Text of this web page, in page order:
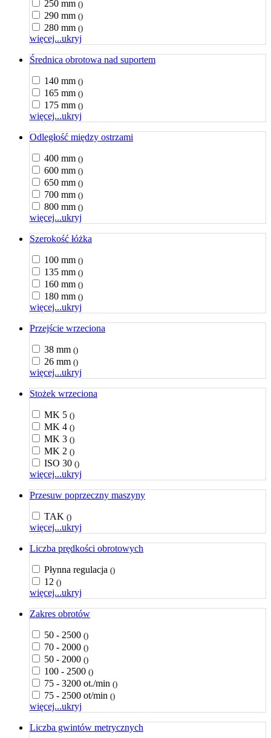
250 mm ()
290 mm ()
280 mm ()
więcej...ukryj
Średnica obrotowa nad suportem
140 mm ()
165 mm ()
175 mm ()
więcej...ukryj
Odległość między ostrzami
400 mm ()
600 mm ()
650 mm ()
700 mm ()
800 mm ()
więcej...ukryj
Szerokość łóżka
100 mm ()
135 mm ()
160 mm ()
180 mm ()
więcej...ukryj
Przejście wrzeciona
38 mm ()
26 mm ()
więcej...ukryj
Stożek wrzeciona
MK 5 ()
MK 4 ()
MK 3 ()
MK 2 ()
ISO 30 ()
więcej...ukryj
Przesuw poprzeczny maszyny
TAK ()
więcej...ukryj
Liczba prędkości obrotowych
Płynna regulacja ()
12 ()
więcej...ukryj
Zakres obrotów
50 - 2500 ()
70 - 2000 ()
50 - 2000 ()
100 - 2500 ()
75 - 3200 ot./min ()
75 - 2500 ot/min ()
więcej...ukryj
Liczba gwintów metrycznych